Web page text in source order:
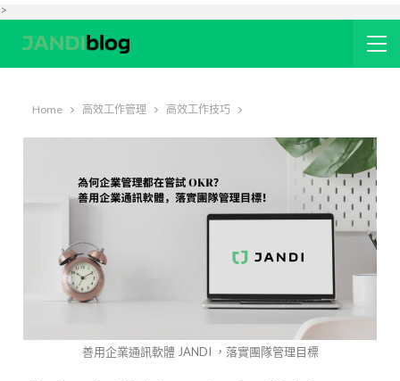
>
Home 高效工作管理 高效工作技巧
善用企業通訊軟體 JANDI ，落實團隊管理目標